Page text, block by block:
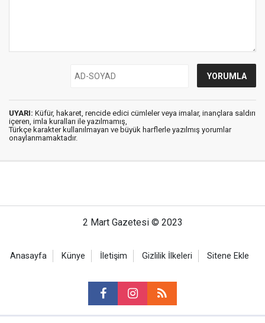
UYARI: Küfür, hakaret, rencide edici cümleler veya imalar, inançlara saldırı
içeren, imla kuralları ile yazılmamış,
Türkçe karakter kullanılmayan ve büyük harflerle yazılmış yorumlar
onaylanmamaktadır.
2 Mart Gazetesi © 2023
Anasayfa Künye İletişim Gizlilik İlkeleri Sitene Ekle